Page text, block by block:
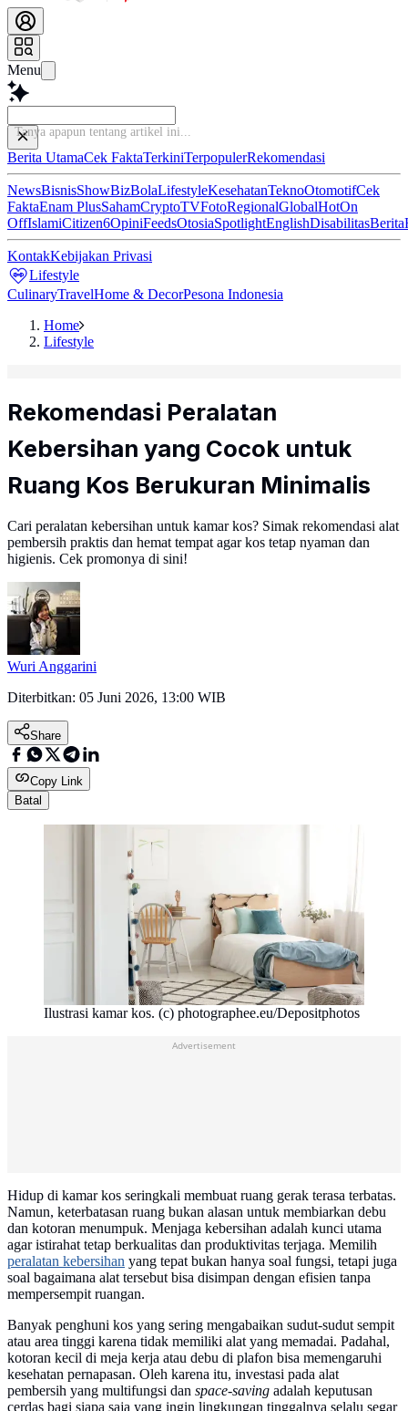
Menu
Tanya apap
Berita UtamaCek FaktaTerkiniTerpopulerRekomendasi
NewsBisnisShowBizBolaLifestyleKesehatanTeknoOtomotifCek
FaktaEnam PlusSahamCryptoTVFotoRegionalGlobalHotOn
OffIslamiCitizen6OpiniFeedsOtosiaSpotlightEnglishDisabilitasBerita
KontakKebijakan Privasi
Lifestyle
CulinaryTravelHome & DecorPesona Indonesia
Home
Lifestyle
Rekomendasi Peralatan
Kebersihan yang Cocok untuk
Ruang Kos Berukuran Minimalis
Cari peralatan kebersihan untuk kamar kos? Simak rekomendasi alat
pembersih praktis dan hemat tempat agar kos tetap nyaman dan
higienis. Cek promonya di sini!
Wuri Anggarini
Diterbitkan: 05 Juni 2026, 13:00 WIB
Share
Copy Link
Batal
Ilustrasi kamar kos. (c) photographee.eu/Depositphotos
Advertisement
Hidup di kamar kos seringkali membuat ruang gerak terasa terbatas.
Namun, keterbatasan ruang bukan alasan untuk membiarkan debu
dan kotoran menumpuk. Menjaga kebersihan adalah kunci utama
agar istirahat tetap berkualitas dan produktivitas terjaga. Memilih
peralatan kebersihan yang tepat bukan hanya soal fungsi, tetapi juga
soal bagaimana alat tersebut bisa disimpan dengan efisien tanpa
mempersempit ruangan.
Banyak penghuni kos yang sering mengabaikan sudut-sudut sempit
atau area tinggi karena tidak memiliki alat yang memadai. Padahal,
kotoran kecil di meja kerja atau debu di plafon bisa memengaruhi
kesehatan pernapasan. Oleh karena itu, investasi pada alat
pembersih yang multifungsi dan space-saving adalah keputusan
cerdas bagi siapa saja yang ingin lingkungan tinggalnya selalu segar